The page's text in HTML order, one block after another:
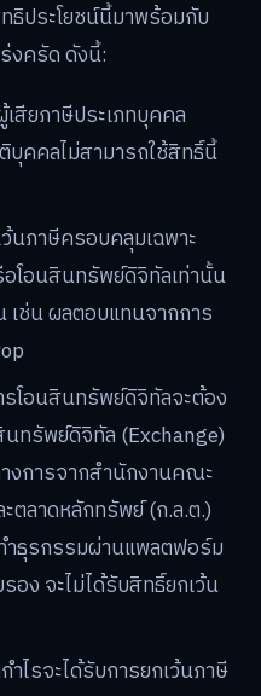
ธิประโยชน์นี้มาพร้อมกับ
งครัด ดังนี้:
สียภาษีประเภทบุคคล
คคลไม่สามารถใช้สิทธิ์นี้
นภาษีครอบคลุมเฉพาะ
อโอนสินทรัพย์ดิจิทัลเท่านั้น
เช่น ผลตอบแทนจากการ
รโอนสินทรัพย์ดิจิทัลจะต้อง
ทรัพย์ดิจิทัล (Exchange)
งการจากสำนักงานคณะ
ตลาดหลักทรัพย์ (ก.ล.ต.)
ำธุรกรรมผ่านแพลตฟอร์ม
อง จะไม่ได้รับสิทธิ์ยกเว้น
ำไรจะได้รับการยกเว้นภาษี